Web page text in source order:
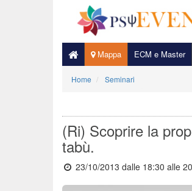
Mappa ECM e Master
Home Seminari
(Ri) Scoprire la
tabù.
23/10/2013 dalle 18:30 alle